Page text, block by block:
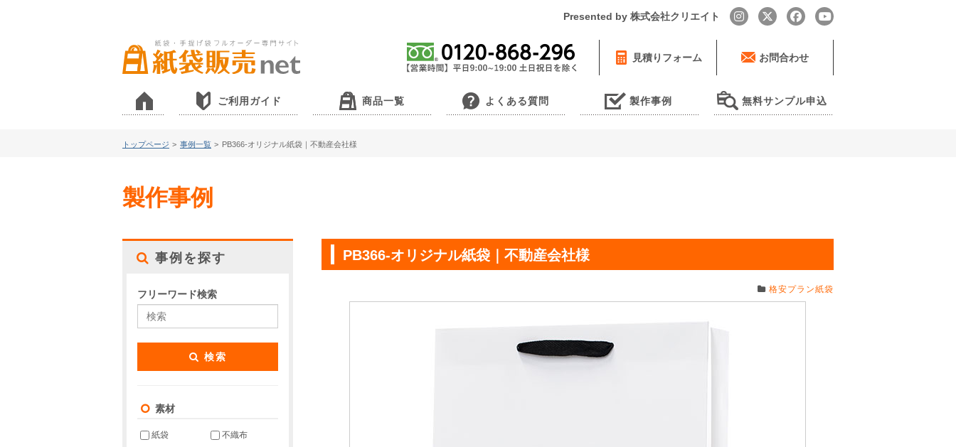
Presented by 株式会社クリエイト
見積りフォーム お問合わせ
ご利用ガイド 商品一覧 よくある質問 製作事例 無料サンプル申込
トップページ > 事例一覧 > PB366-オリジナル紙袋｜不動産会社様
製作事例
事例を探す
フリーワード検索
検索
素材
紙袋
不織布
PB366-オリジナル紙袋｜不動産会社様
格安プラン紙袋